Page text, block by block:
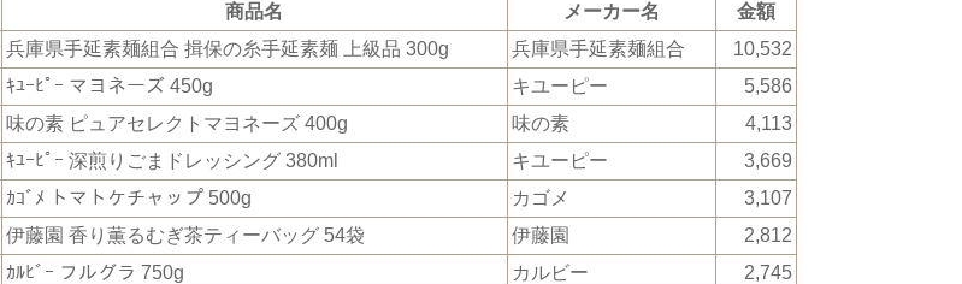
商品名 メーカー名
金額
兵庫県手延素麺組合 揖保の糸手延素麺 上級品 300g 兵庫県手延素麺組合
10,532
ｷﾕｰﾋﾟｰ マヨネーズ 450g キユーピー
5,586
味の素 ピュアセレクトマヨネーズ 400g 味の素
4,113
ｷﾕｰﾋﾟｰ 深煎りごまドレッシング 380ml キユーピー
3,669
ｶｺﾞﾒ トマトケチャップ 500g カゴメ
3,107
伊藤園 香り薫るむぎ茶ティーバッグ 54袋 伊藤園
2,812
ｶﾙﾋﾞｰ フルグラ 750g カルビー
2,745